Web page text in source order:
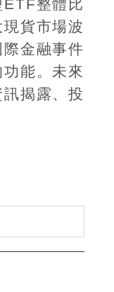
ETF整體比
貨市場波
金融事件
能。未來
揭露、投